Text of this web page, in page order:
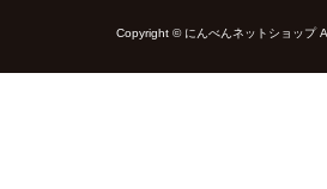
Copyright © にんべんネットショップ